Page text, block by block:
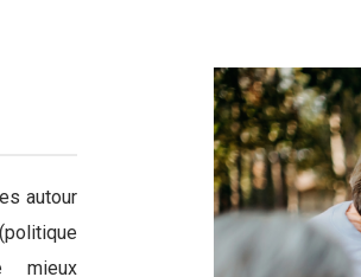
autour
mieux